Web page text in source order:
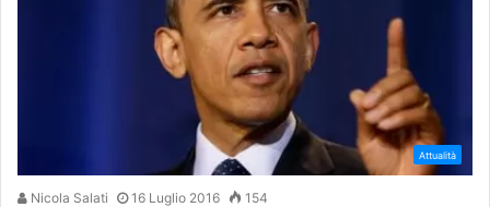
Attualità
Nicola Salati 16 Luglio 2016 154